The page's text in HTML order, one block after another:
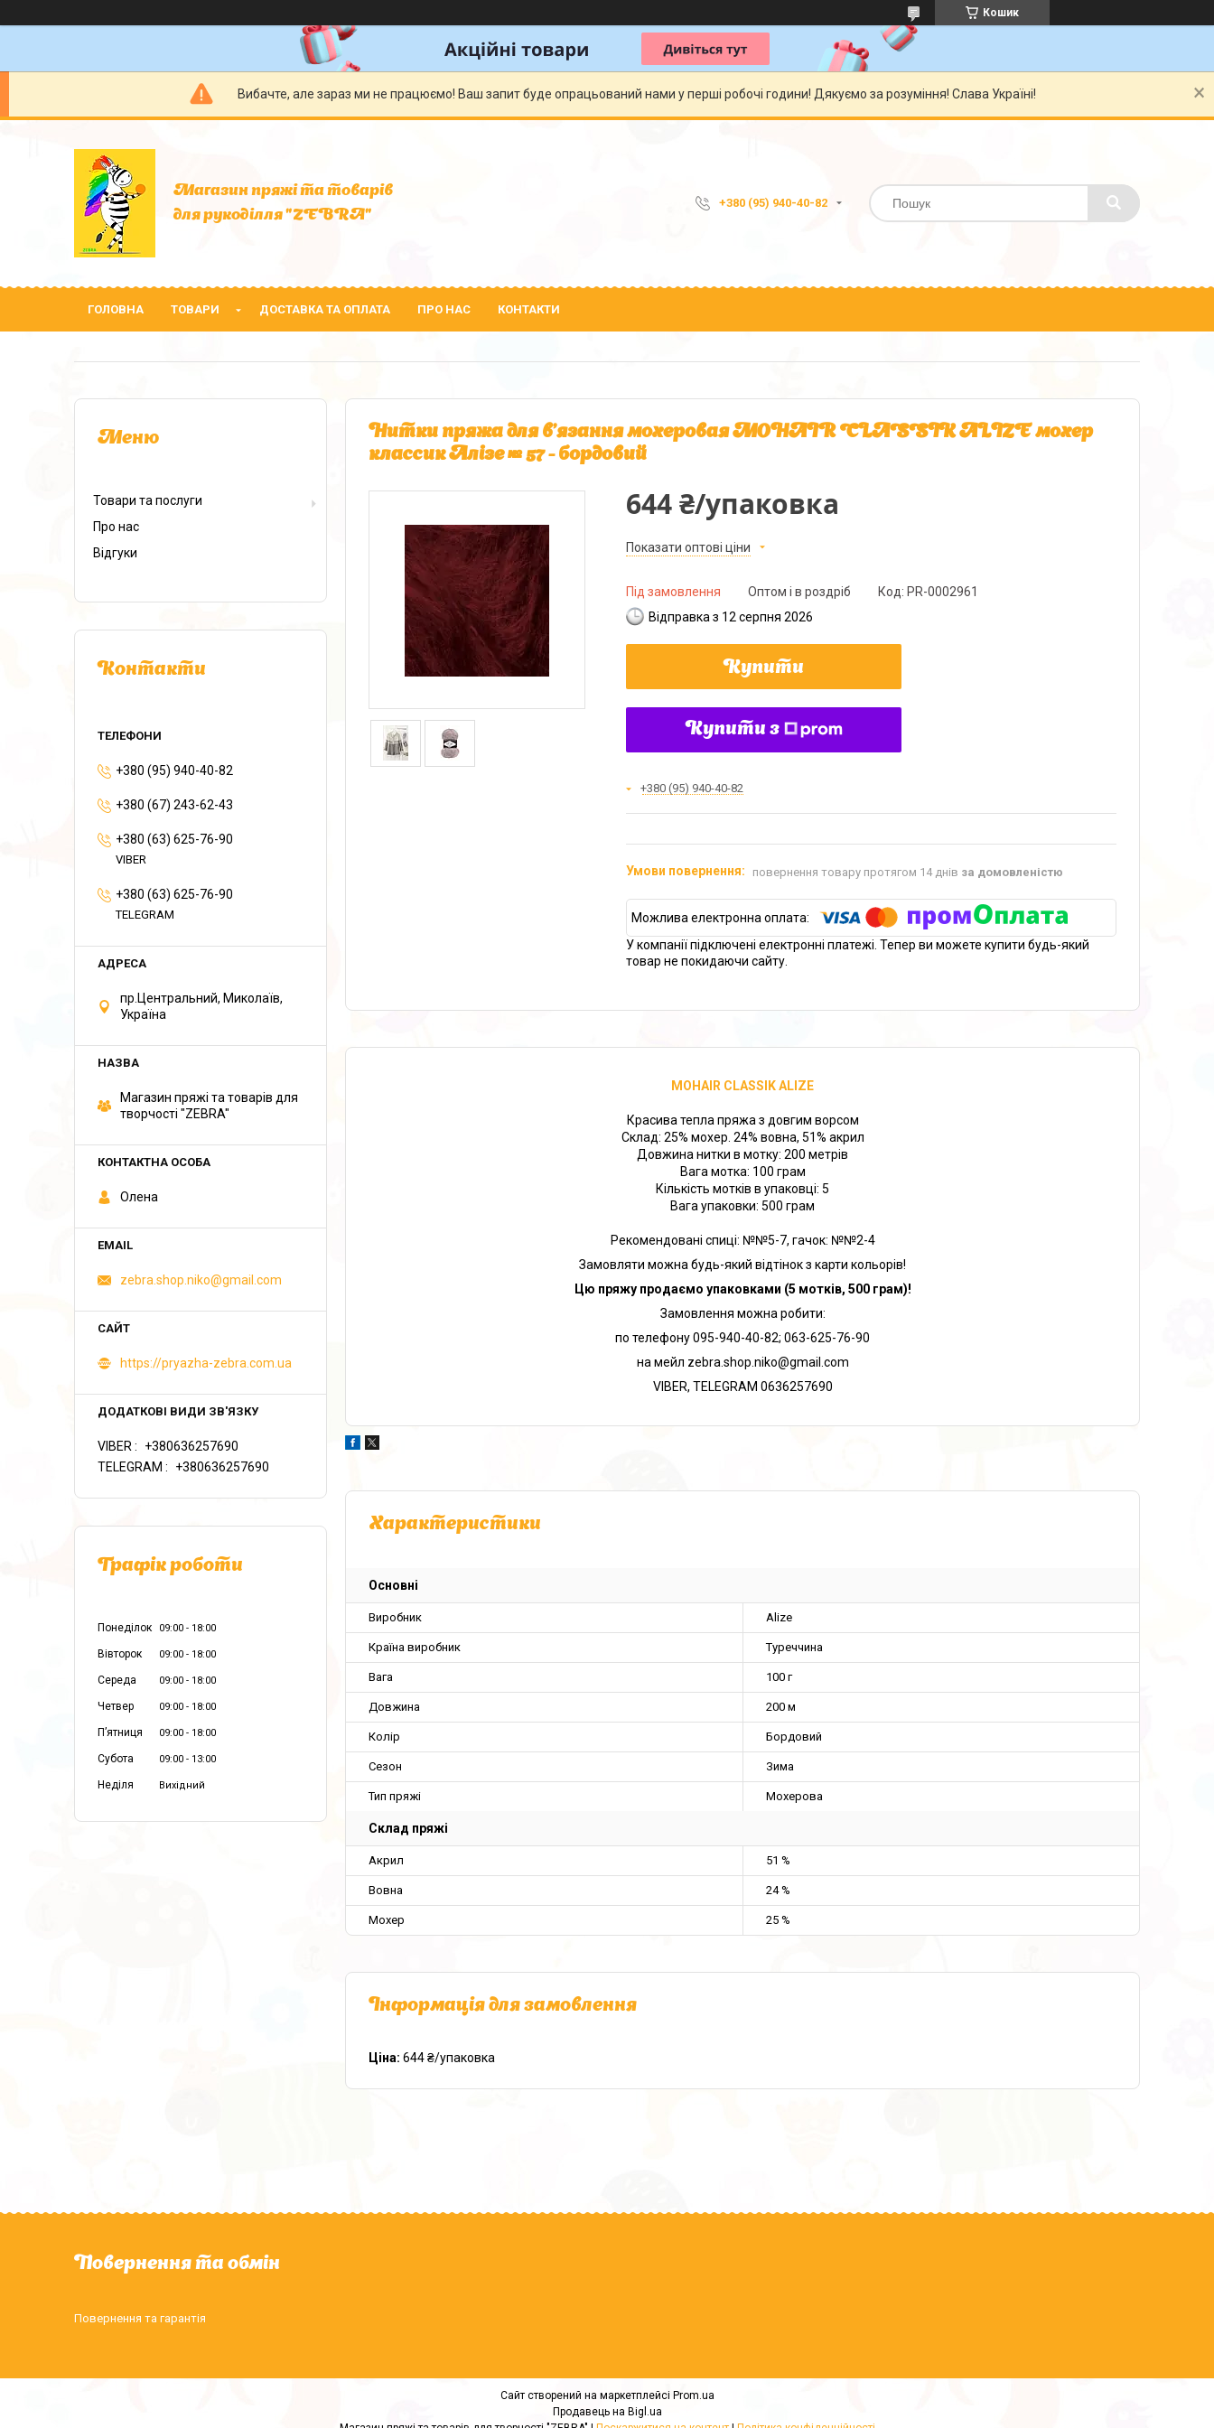
Кошик
Вибачте, але зараз ми не працюємо! Ваш запит буде опрацьований нами у перші робочі години! Дякуємо за розуміння! Слава Україні!
Магазин пряжі та товарів
для рукоділля "ZEBRA"
+380 (95) 940-40-82
ГОЛОВНА ТОВАРИ ДОСТАВКА ТА ОПЛАТА ПРО НАС КОНТАКТИ
Нитки пряжа для в'язання мохеровая MOHAIR CLASSIK ALIZE мохер
классик Алізе № 57 - бордовий
644 ₴/упаковка
Показати оптові ціни
Під замовлення Оптом і в роздріб Код: PR-0002961
Відправка з 12 серпня 2026
Купити
Купити з
+380 (95) 940-40-82
повернення товару протягом 14 днів за домовленістю
У компанії підключені електронні платежі. Тепер ви можете купити будь-який
товар не покидаючи сайту.
MOHAIR CLASSIK ALIZE
Красива тепла пряжа з довгим ворсом
Склад: 25% мохер. 24% вовна, 51% акрил
Довжина нитки в мотку: 200 метрів
Вага мотка: 100 грам
Кількість мотків в упаковці: 5
Вага упаковки: 500 грам
Рекомендовані спиці: №№5-7, гачок: №№2-4
Замовляти можна будь-який відтінок з карти кольорів!
Цю пряжу продаємо упаковками (5 мотків, 500 грам)!
Замовлення можна робити:
по телефону 095-940-40-82; 063-625-76-90
на мейл zebra.shop.niko@gmail.com
VIBER, TELEGRAM 0636257690
Характеристики
Основні
Виробник Alize
Країна виробник Туреччина
Вага 100 г
Довжина 200 м
Колір Бордовий
Сезон Зима
Тип пряжі Мохерова
Склад пряжі
Акрил 51 %
Вовна 24 %
Мохер 25 %
Інформація для замовлення
Ціна: 644 ₴/упаковка
Товари та послуги
Про нас
Відгуки
Контакти
+380 (95) 940-40-82
+380 (67) 243-62-43
+380 (63) 625-76-90
VIBER
+380 (63) 625-76-90
TELEGRAM
пр.Центральний, Миколаїв,
Україна
Магазин пряжі та товарів для
творчості "ZEBRA"
Олена
zebra.shop.niko@gmail.com
https://pryazha-zebra.com.ua
VIBER
+380636257690
TELEGRAM
+380636257690
Графік роботи
Понеділок 09:00 18:00
Вівторок 09:00 18:00
Середа 09:00 18:00
Четвер 09:00 18:00
Пʼятниця 09:00 18:00
Субота 09:00 13:00
Неділя Вихідний
Повернення та обмін
Повернення та гарантія
Сайт створений на маркетплейсі Prom.ua
Продавець на Bigl.ua